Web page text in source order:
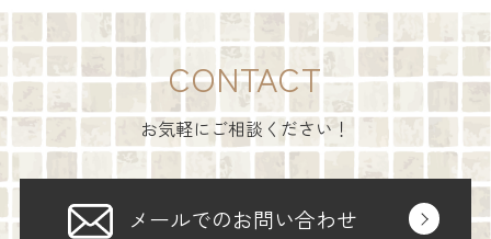
CONTACT
お気軽にご相談ください！
メールでのお問い合わせ